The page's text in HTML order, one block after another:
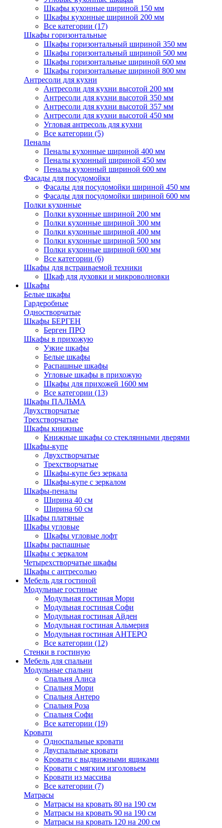
Шкафы кухонные шириной 150 мм
Шкафы кухонные шириной 200 мм
Все категории (17)
Шкафы горизонтальные
Шкафы горизонтальный шириной 350 мм
Шкафы горизонтальный шириной 500 мм
Шкафы горизонтальные шириной 600 мм
Шкафы горизонтальные шириной 800 мм
Антресоли для кухни
Антресоли для кухни высотой 200 мм
Антресоли для кухни высотой 350 мм
Антресоли для кухни высотой 357 мм
Антресоли для кухни высотой 450 мм
Угловая антресоль для кухни
Все категории (5)
Пеналы
Пеналы кухонные шириной 400 мм
Пеналы кухонный шириной 450 мм
Пеналы кухонный шириной 600 мм
Фасады для посудомойки
Фасады для посудомойки шириной 450 мм
Фасады для посудомойки шириной 600 мм
Полки кухонные
Полки кухонные шириной 200 мм
Полки кухонные шириной 300 мм
Полки кухонные шириной 400 мм
Полки кухонные шириной 500 мм
Полки кухонные шириной 600 мм
Все категории (6)
Шкафы для встраиваемой техники
Шкаф для духовки и микроволновки
Шкафы
Белые шкафы
Гардеробные
Одностворчатые
Шкафы БЕРГЕН
Берген ПРО
Шкафы в прихожую
Узкие шкафы
Белые шкафы
Распашные шкафы
Угловые шкафы в прихожую
Шкафы для прихожей 1600 мм
Все категории (13)
Шкафы ПАЛЬМА
Двухстворчатые
Трехстворчатые
Шкафы книжные
Книжные шкафы со стеклянными дверями
Шкафы-купе
Двухстворчатые
Трехстворчатые
Шкафы-купе без зеркала
Шкафы-купе с зеркалом
Шкафы-пеналы
Ширина 40 см
Ширина 60 см
Шкафы платяные
Шкафы угловые
Шкафы угловые лофт
Шкафы распашные
Шкафы с зеркалом
Четырехстворчатые шкафы
Шкафы с антресолью
Мебель для гостиной
Модульные гостиные
Модульная гостиная Мори
Модульная гостиная Софи
Модульная гостиная Айден
Модульная гостиная Альмерия
Модульная гостиная АНТЕРО
Все категории (12)
Стенки в гостиную
Мебель для спальни
Модульные спальни
Спальня Алиса
Спальня Мори
Спальня Антеро
Спальня Роза
Спальня Софи
Все категории (19)
Кровати
Односпальные кровати
Двуспальные кровати
Кровати с выдвижными ящиками
Кровати с мягким изголовьем
Кровати из массива
Все категории (7)
Матрасы
Матрасы на кровать 80 на 190 см
Матрасы на кровать 90 на 190 см
Матрасы на кровать 120 на 200 см